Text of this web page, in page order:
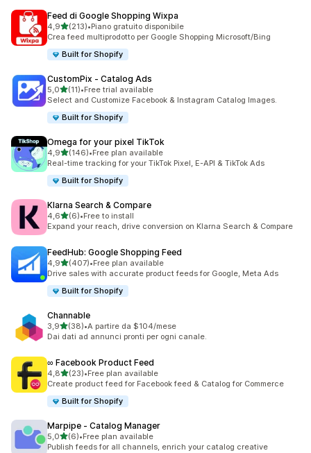
Feed di Google Shopping Wixpa
4,9stelle su 5
(213)
213 recensioni totali
•Piano gratuito disponibile
Crea feed multiprodotto per Google Shopping Microsoft/Bing
Built for Shopify
CustomPix ‑ Catalog Ads
5,0stelle su 5
(11)
11 recensioni totali
•Free trial available
Select and Customize Facebook & Instagram Catalog Images.
Built for Shopify
Omega for your pixel TikTok
4,9stelle su 5
(146)
146 recensioni totali
•Free plan available
Real-time tracking for your TikTok Pixel, E-API & TikTok Ads
Built for Shopify
Klarna Search & Compare
4,6stelle su 5
(6)
6 recensioni totali
•Free to install
Expand your reach, drive conversion on Klarna Search & Compare
FeedHub: Google Shopping Feed
4,9stelle su 5
(407)
407 recensioni totali
•Free plan available
Drive sales with accurate product feeds for Google, Meta Ads
Built for Shopify
Channable
3,9stelle su 5
(38)
38 recensioni totali
•A partire da $104/mese
Dai dati ad annunci pronti per ogni canale.
∞ Facebook Product Feed
4,8stelle su 5
(23)
23 recensioni totali
•Free plan available
Create product feed for Facebook feed & Catalog for Commerce
Built for Shopify
Marpipe ‑ Catalog Manager
5,0stelle su 5
(6)
6 recensioni totali
•Free plan available
Publish feeds for all channels, enrich your catalog creative